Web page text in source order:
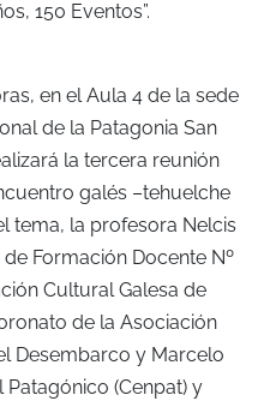
150 Eventos”.
en el Aula 4 de la sede
de la Patagonia San
la tercera reunión
galés –tehuelche
tema, la profesora Nelcis
Formación Docente Nº
Cultural Galesa de
de la Asociación
Desembarco y Marcelo
(Cenpat) y